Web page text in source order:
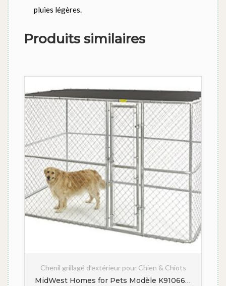
pluies légères.
Produits similaires
Chenil grillagé d’extérieur pour Chien & Chiots
MidWest Homes for Pets Modèle K91066 Chenil portable en mailles de chaîne avec écran solaire, 304,8 x 182,88 x 182,88 cm, Argenté